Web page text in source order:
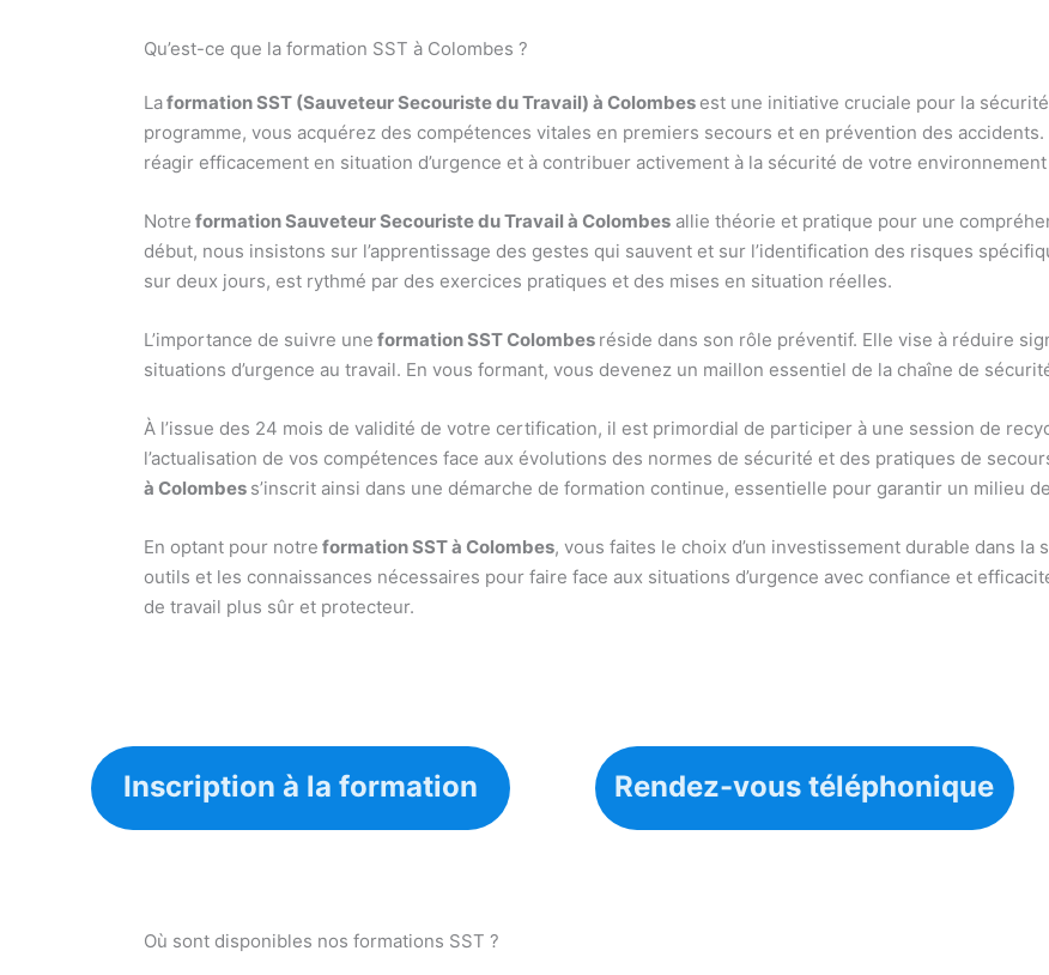
Qu’est-ce que la formation SST à Colombes ?
Laformation SST (Sauveteur Secouriste du Travail) à Colombes est une initiative cruciale pour la
programme, vous acquérez des compétences vitales en premiers secours et en prévention des
réagir efficacement en situation d’urgence et à contribuer activement à la sécurité de votre
Notre formation Sauveteur Secouriste du Travail à Colombes allie théorie et pratique pour une
début, nous insistons sur l’apprentissage des gestes qui sauvent et sur l’identification des risques
sur deux jours, est rythmé par des exercices pratiques et des mises en situation réelles.
L’importance de suivre une formation SST Colombes réside dans son rôle préventif. Elle vise à réduire
situations d’urgence au travail. En vous formant, vous devenez un maillon essentiel de la chaîne de
À l’issue des 24 mois de validité de votre certification, il est primordial de participer à une session de
l’actualisation de vos compétences face aux évolutions des normes de sécurité et des pratiques de
à Colombes s’inscrit ainsi dans une démarche de formation continue, essentielle pour garantir un milieu
En optant pour notre formation SST à Colombes, vous faites le choix d’un investissement durable dans
outils et les connaissances nécessaires pour faire face aux situations d’urgence avec confiance et
de travail plus sûr et protecteur.
Inscription à la formation Rendez-vous téléphonique
Où sont disponibles nos formations SST ?